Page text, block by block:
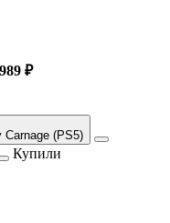
₽
Carnage (PS5)
Купили